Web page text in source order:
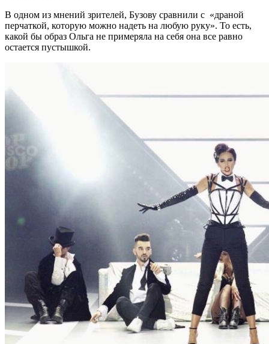
В одном из мнений зрителей, Бузову сравнили с «драной
перчаткой, которую можно надеть на любую руку». То есть,
какой бы образ Ольга не примеряла на себя она все равно
остается пустышкой.